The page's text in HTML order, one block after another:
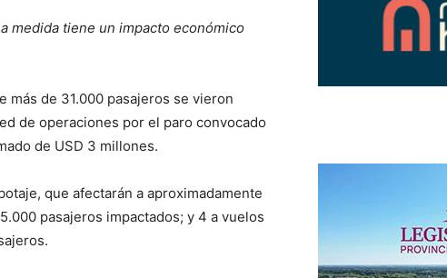
medida tiene un impacto económico
más de 31.000 pasajeros se vieron
de operaciones por el paro convocado
de USD 3 millones.
que afectarán a aproximadamente
pasajeros impactados; y 4 a vuelos